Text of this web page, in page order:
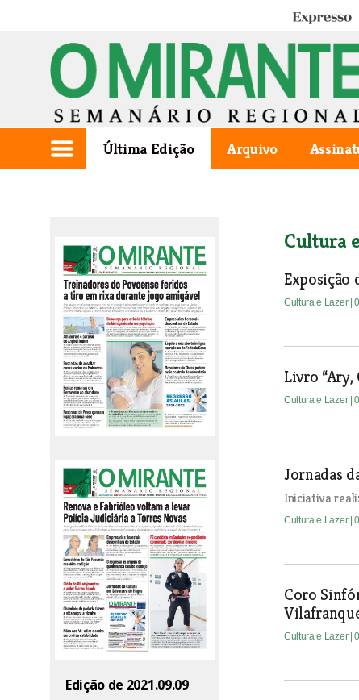
Expresso
Última Edição Arquivo
Edição de 2021.09.09
Cultura
Exposição
Cultura e Lazer |
Livro “Ary,
Cultura e Lazer |
Jornadas
Iniciativa
Cultura e Lazer |
Coro
Cultura e Lazer |